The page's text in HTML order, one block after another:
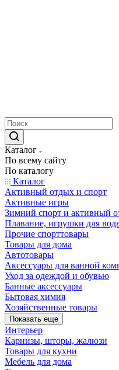
Каталог
По всему сайту
По каталогу
Каталог
Активный отдых и спорт
Активные игры
Зимний спорт и активный
Плавание, игрушки для
Прочие спорттовары
Товары для дома
Автотовары
Аксессуары для ванной
Уход за одеждой и обувью
Банные аксессуары
Бытовая химия
Хозяйственные товары
Показать еще
Интерьер
Карнизы, шторы, жалюзи
Товары для кухни
Мебель для дома